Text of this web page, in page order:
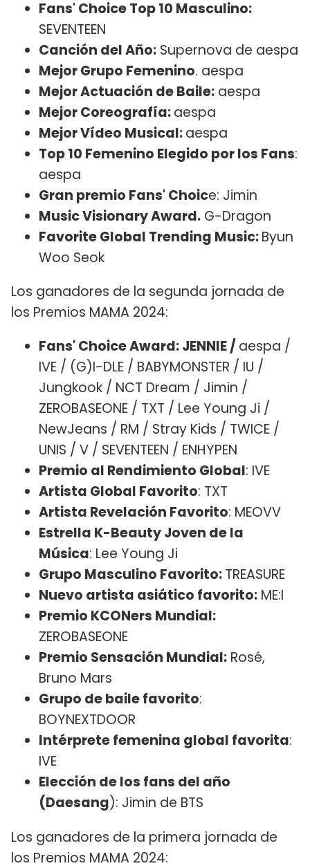
Fans' Choice Top 10 Masculino:
SEVENTEEN
Canción del Año: Supernova de aespa
Mejor Grupo Femenino. aespa
Mejor Actuación de Baile: aespa
Mejor Coreografía:aespa
Mejor Vídeo Musical:aespa
Top 10 Femenino Elegido por los Fans:
aespa
Gran premio Fans' Choice: Jimin
Music Visionary Award. G-Dragon
Favorite Global Trending Music:Byun
Woo Seok
Los ganadores de la segunda jornada de
los Premios MAMA 2024:
Fans' Choice Award: JENNIE / aespa /
IVE / (G)I-DLE / BABYMONSTER / IU /
Jungkook / NCT Dream / Jimin /
ZEROBASEONE / TXT / Lee Young Ji /
NewJeans / RM / Stray Kids / TWICE /
UNIS / V / SEVENTEEN / ENHYPEN
Premio al Rendimiento Global: IVE
Artista Global Favorito: TXT
Artista Revelación Favorito: MEOVV
Estrella K-Beauty Joven de la
Música: Lee Young Ji
Grupo Masculino Favorito:TREASURE
Nuevo artista asiático favorito: ME:I
Premio KCONers Mundial:
ZEROBASEONE
Premio Sensación Mundial: Rosé,
Bruno Mars
Grupo de baile favorito:
BOYNEXTDOOR
Intérprete femenina global favorita:
IVE
Elección de los fans del año
(Daesang): Jimin de BTS
Los ganadores de la primera jornada de
los Premios MAMA 2024: